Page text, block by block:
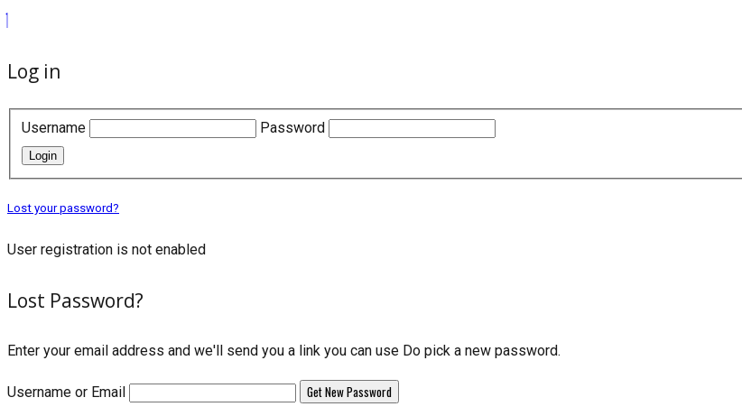
Log in
Username Password
Login
Lost your password?
User registration is not enabled
Lost Password?
Enter your email address and we'll send you a link you can use Do pick a new password.
Username or Email